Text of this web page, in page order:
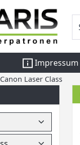
Impressum
Canon Laser Class